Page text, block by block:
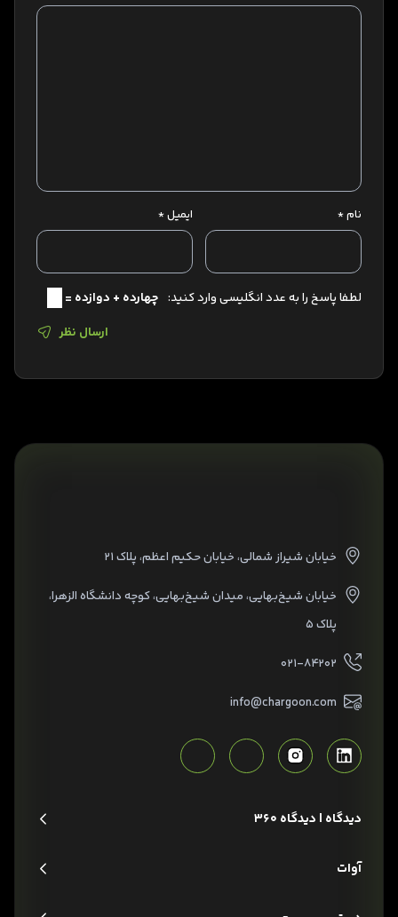
نام* ایمیل*
لطفا پاسخ را به عدد انگلیسی وارد کنید: چهارده + دوازده =
ارسال نظر
خیابان شیراز شمالی، خیابان حکیم اعظم، پلاک ۲۱
خیابان شیخ‌بهایی، میدان شیخ‌بهایی، کوچه دانشگاه الزهرا،
پلاک ۵
۰۲۱-۸۴۲۰۲
info@chargoon.com
دیدگاه | دیدگاه 360
آوات